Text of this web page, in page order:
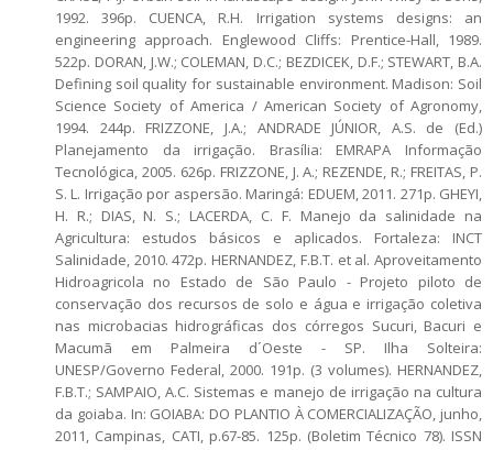
1992. 396p. CUENCA, R.H. Irrigation systems designs: an
engineering approach. Englewood Cliffs: Prentice-Hall, 1989.
522p. DORAN, J.W.; COLEMAN, D.C.; BEZDICEK, D.F.; STEWART, B.A.
Defining soil quality for sustainable environment. Madison: Soil
Science Society of America / American Society of Agronomy,
1994. 244p. FRIZZONE, J.A.; ANDRADE JÚNIOR, A.S. de (Ed.)
Planejamento da irrigação. Brasília: EMRAPA Informação
Tecnológica, 2005. 626p. FRIZZONE, J. A.; REZENDE, R.; FREITAS, P.
S. L. Irrigação por aspersão. Maringá: EDUEM, 2011. 271p. GHEYI,
H. R.; DIAS, N. S.; LACERDA, C. F. Manejo da salinidade na
Agricultura: estudos básicos e aplicados. Fortaleza: INCT
Salinidade, 2010. 472p. HERNANDEZ, F.B.T. et al. Aproveitamento
Hidroagricola no Estado de São Paulo - Projeto piloto de
conservação dos recursos de solo e água e irrigação coletiva
nas microbacias hidrográficas dos córregos Sucuri, Bacuri e
Macumã em Palmeira d´Oeste - SP. Ilha Solteira:
UNESP/Governo Federal, 2000. 191p. (3 volumes). HERNANDEZ,
F.B.T.; SAMPAIO, A.C. Sistemas e manejo de irrigação na cultura
da goiaba. In: GOIABA: DO PLANTIO À COMERCIALIZAÇÃO, junho,
2011, Campinas, CATI, p.67-85. 125p. (Boletim Técnico 78). ISSN